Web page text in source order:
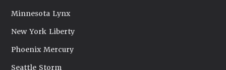
Minnesota Lynx
New York Liberty
Phoenix Mercury
Seattle Storm